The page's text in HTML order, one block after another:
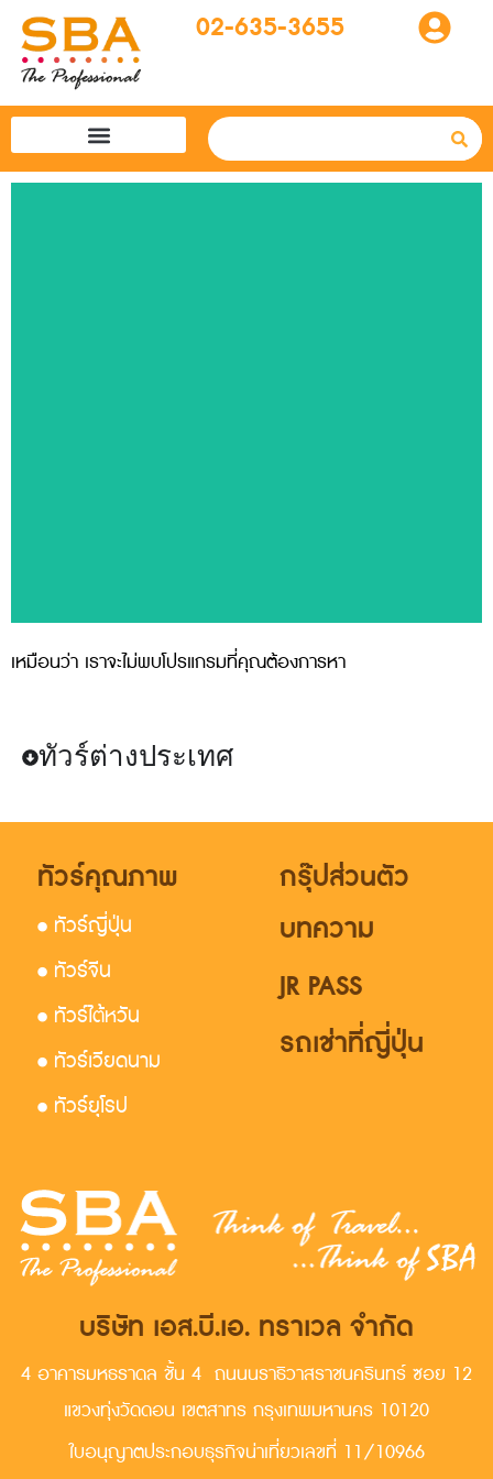
02-635-3655
ทัวร์แนะนำ
เหมือนว่า เราจะไม่พบโปรแกรมที่คุณต้องการหา
ทัวร์ต่างประเทศ
ทัวร์คุณภาพ
• ทัวร์ญี่ปุ่น
• ทัวร์จีน
• ทัวร์ไต้หวัน
• ทัวร์เวียดนาม
• ทัวร์ยุโรป
กรุ๊ปส่วนตัว
บทความ
JR PASS
รถเช่าที่ญี่ปุ่น
บริษัท เอส.บี.เอ. ทราเวล จำกัด
4 อาคารมหธราดล ชั้น 4 ถนนนราธิวาสราชนครินทร์ ซอย 12
แขวงทุ่งวัดดอน เขตสาทร กรุงเทพมหานคร 10120
ใบอนุญาตประกอบธุรกิจน่าเที่ยวเลขที่ 11/10966